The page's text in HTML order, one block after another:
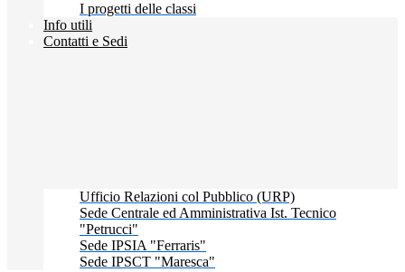
I progetti delle classi
Info utili
Contatti e Sedi
Ufficio Relazioni col Pubblico (URP)
Sede Centrale ed Amministrativa Ist. Tecnico
"Petrucci"
Sede IPSIA "Ferraris"
Sede IPSCT "Maresca"